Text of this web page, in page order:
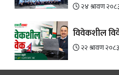
२४ श्रावण
विवेकशील
२२ श्रावण